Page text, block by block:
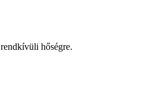
hőségre.